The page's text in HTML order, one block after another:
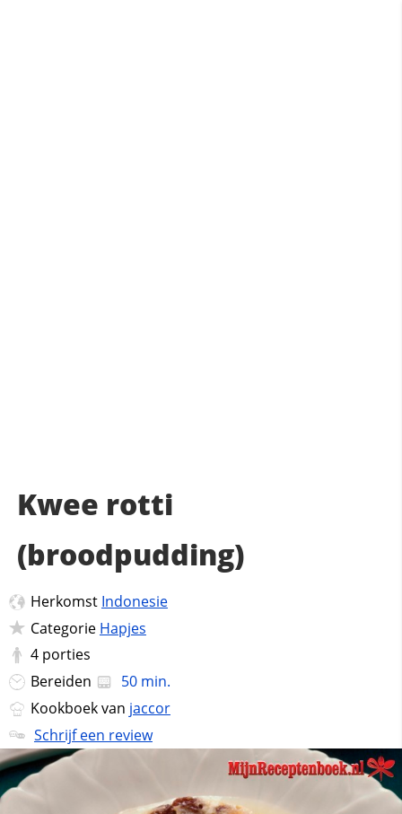
Kwee rotti
(broodpudding)
Herkomst Indonesie
Categorie Hapjes
4 porties
Bereiden
50 min.
Kookboek van jaccor
Schrijf een review